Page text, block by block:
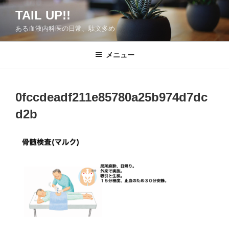
コ
ン
TAIL UP!!
ある血液内科医の日常、駄文多め
メニュー
0fccdeadf211e85780a25b974d7dc
d2b